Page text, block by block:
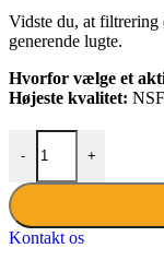
Vidste du, at filtrering
generende lugte.
Hvorfor vælge et
Højeste kvalitet:
-
FILTER TIL
+
Kontakt os